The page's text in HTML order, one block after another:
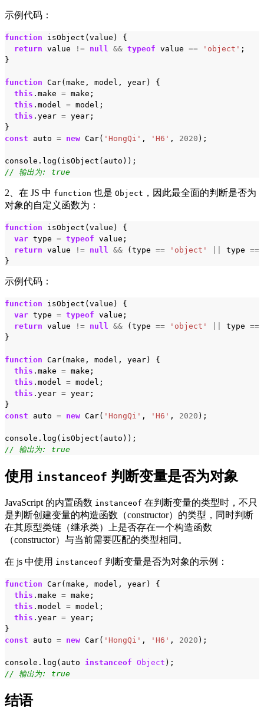
示例代码：
function isObject (value )
{
return value != null && typeof value == 'object' ;
}
function Car(make , model , year)
{
this . make = make ;
this . model = model ;
this . year = year ;
}
const
auto = new Car( 'HongQi' , 'H6' , 2020 );
console . log ( isObject ( auto ));
// 输出为: true
2、在 JS 中 function 也是 Object ，因此最全面的判断是否为
对象的自定义函数为：
function isObject (value )
{
var type = typeof value ;
return value != null && (type == 'object' type ==
}
示例代码：
function isObject (value )
{
var type = typeof value ;
return value != null && (type == 'object' type ==
}
function Car(make , model , year)
{
this . make = make ;
this . model = model ;
this . year = year ;
}
const
auto = new Car( 'HongQi' , 'H6' , 2020 );
console . log ( isObject ( auto ));
// 输出为: true
使用 instanceof 判断变量是否为对象
JavaScript 的内置函数 instanceof 在判断变量的类型时，不只
是判断创建变量的构造函数（constructor）的类型，同时判断
在其原型类链（继承类）上是否存在一个构造函数
（constructor）与当前需要匹配的类型相同。
在 js 中使用 instanceof 判断变量是否为对象的示例：
function Car( make , model , year)
{
this . make = make ;
this . model = model ;
this . year = year ;
}
const
auto = new Car( 'HongQi' , 'H6' , 2020 );
console . log ( auto instanceof Object );
// 输出为: true
结语